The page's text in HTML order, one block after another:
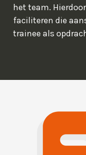
het team.
faciliteren die
trainee als